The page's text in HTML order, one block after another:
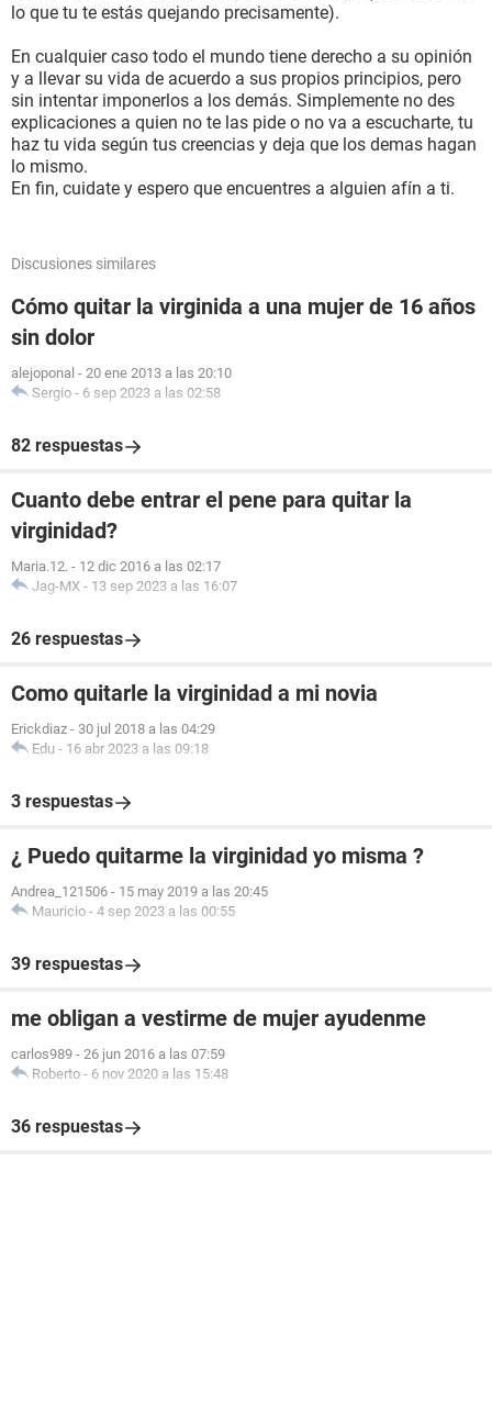
lo que tu te estás quejando precisamente).
En cualquier caso todo el mundo tiene derecho a su opinión
y a llevar su vida de acuerdo a sus propios principios, pero
sin intentar imponerlos a los demás. Simplemente no des
explicaciones a quien no te las pide o no va a escucharte, tu
haz tu vida según tus creencias y deja que los demas hagan
lo mismo.
En fin, cuidate y espero que encuentres a alguien afín a ti.
Discusiones similares
Cómo quitar la virginida a una mujer de 16 años
sin dolor
alejoponal - 20 ene 2013 a las 20:10
Sergio - 6 sep 2023 a las 02:58
82 respuestas
Cuanto debe entrar el pene para quitar la
virginidad?
Maria.12. - 12 dic 2016 a las 02:17
Jag-MX - 13 sep 2023 a las 16:07
26 respuestas
Como quitarle la virginidad a mi novia
Erickdiaz - 30 jul 2018 a las 04:29
Edu - 16 abr 2023 a las 09:18
3 respuestas
¿ Puedo quitarme la virginidad yo misma ?
Andrea_121506 - 15 may 2019 a las 20:45
Mauricio - 4 sep 2023 a las 00:55
39 respuestas
me obligan a vestirme de mujer ayudenme
carlos989 - 26 jun 2016 a las 07:59
Roberto - 6 nov 2020 a las 15:48
36 respuestas